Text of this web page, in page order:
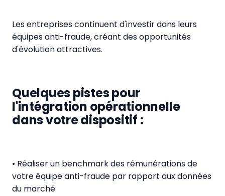
Les entreprises continuent d'investir dans leurs
équipes anti-fraude, créant des opportunités
d'évolution attractives.
Quelques pistes pour
l'intégration opérationnelle
dans votre dispositif :
• Réaliser un benchmark des rémunérations de
votre équipe anti-fraude par rapport aux données
du marché